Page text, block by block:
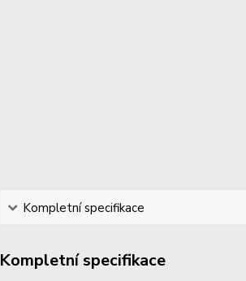
Kompletní specifikace
Kompletní specifikace